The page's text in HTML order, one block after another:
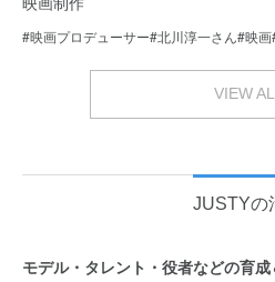
#映画プロデューサー#北川淳一さん#映
VIEW
JUSTYの
モデル・タレント・役者などの育成